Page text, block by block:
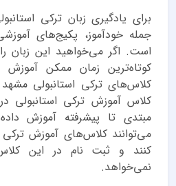
برای یادگیری زبان ترکی
جمله خودآموز، پکیج‌های
است. اگر می‌خواهید این زبان
کوتاه‌ترین زمان ممکن
کلاس‌های ترکی استانبولی
کلاس آموزش ترکی استانبولی
مبتدی تا پیشرفته آموزش
می‌توانند کلاس‌های آموزش
کنند و ثبت نام در این
نمی‌خواهد.